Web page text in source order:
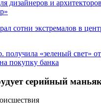
дизайнеров и
сотни экстремалов в
получила «зеленый свет» от
покупку банка
серийный